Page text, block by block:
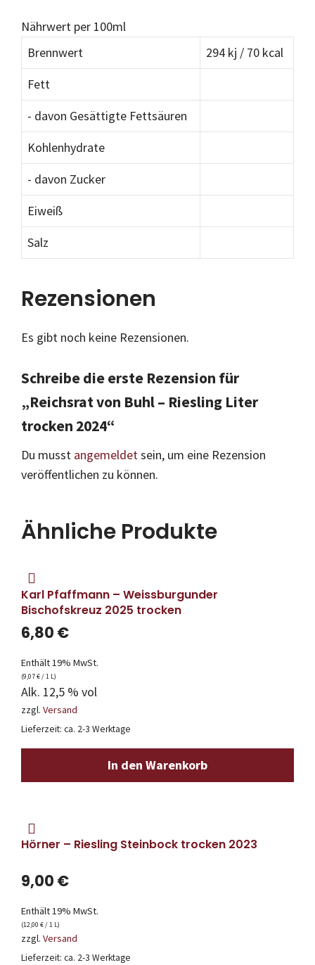
Nährwert per 100ml
Brennwert
294 kj / 70 kcal
Fett
- davon Gesättigte Fettsäuren
Kohlenhydrate
- davon Zucker
Eiweiß
Salz
Rezensionen
Es gibt noch keine Rezensionen.
Schreibe die erste Rezension für
„Reichsrat von Buhl – Riesling Liter
trocken 2024“
Du musst angemeldetsein, um eine Rezension
veröffentlichen zu können.
Ähnliche Produkte
Karl Pfaffmann – Weissburgunder
Bischofskreuz 2025 trocken
6,80 €
Enthält 19% MwSt.
(9,07€/ 1 L)
Alk. 12,5 % vol
zzgl. Versand
Lieferzeit: ca. 2-3 Werktage
In den Warenkorb
Hörner – Riesling Steinbock trocken 2023
9,00 €
Enthält 19% MwSt.
(12,00 €/ 1 L)
zzgl. Versand
Lieferzeit: ca. 2-3 Werktage